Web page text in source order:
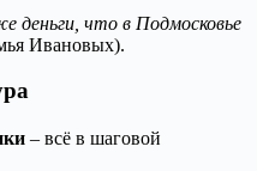
деньги, что в Подмосковье
Ивановых).
– всё в шаговой